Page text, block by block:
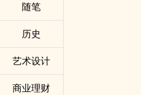
随笔
历史
艺术设计
商业理财